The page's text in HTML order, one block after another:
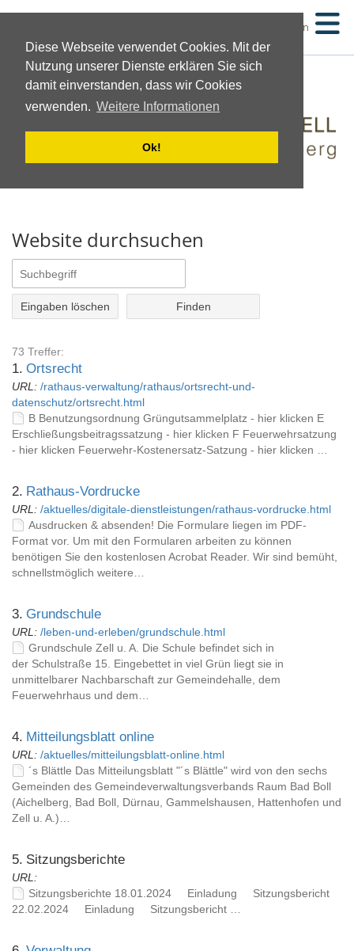
Diese Webseite verwendet Cookies. Mit der
Nutzung unserer Dienste erklären Sie sich
damit einverstanden, dass wir Cookies
verwenden. Weitere Informationen
Ok!
Suchen
Website durchsuchen
Eingaben löschen
73 Treffer:
1. Ortsrecht
URL: /rathaus-verwaltung/rathaus/ortsrecht-und-
datenschutz/ortsrecht.html
B Benutzungsordnung Grüngutsammelplatz - hier klicken E
Erschließungsbeitragssatzung - hier klicken F Feuerwehrsatzung
- hier klicken Feuerwehr-Kostenersatz-Satzung - hier klicken …
2. Rathaus-Vordrucke
URL: /aktuelles/digitale-dienstleistungen/rathaus-vordrucke.html
Ausdrucken & absenden! Die Formulare liegen im PDF-
Format vor. Um mit den Formularen arbeiten zu können
benötigen Sie den kostenlosen Acrobat Reader. Wir sind bemüht,
schnellstmöglich weitere…
3. Grundschule
URL: /leben-und-erleben/grundschule.html
Grundschule Zell u. A. Die Schule befindet sich in
der Schulstraße 15. Eingebettet in viel Grün liegt sie in
unmittelbarer Nachbarschaft zur Gemeindehalle, dem
Feuerwehrhaus und dem…
4. Mitteilungsblatt online
URL: /aktuelles/mitteilungsblatt-online.html
´s Blättle Das Mitteilungsblatt "´s Blättle" wird von den sechs
Gemeinden des Gemeindeverwaltungsverbands Raum Bad Boll
(Aichelberg, Bad Boll, Dürnau, Gammelshausen, Hattenhofen und
Zell u. A.)…
5. Sitzungsberichte
URL:
Sitzungsberichte 18.01.2024 Einladung Sitzungsbericht
22.02.2024 Einladung Sitzungsbericht …